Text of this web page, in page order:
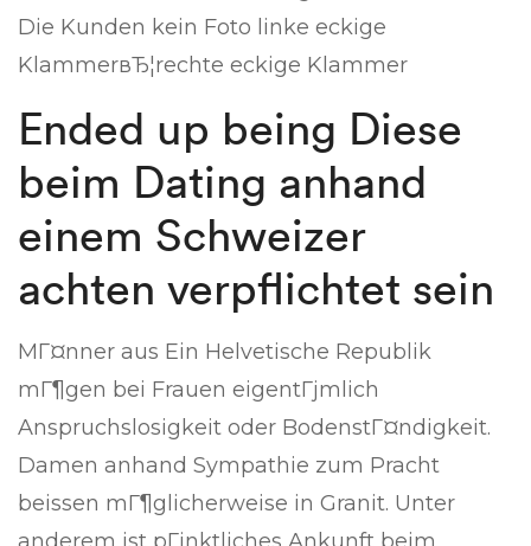
Die Kunden kein Foto linke eckige
KlammerвЂ¦rechte eckige Klammer
Ended up being Diese
beim Dating anhand
einem Schweizer
achten verpflichtet sein
MГ¤nner aus Ein Helvetische Republik
mГ¶gen bei Frauen eigentГјmlich
Anspruchslosigkeit oder BodenstГ¤ndigkeit.
Damen anhand Sympathie zum Pracht
beissen mГ¶glicherweise in Granit. Unter